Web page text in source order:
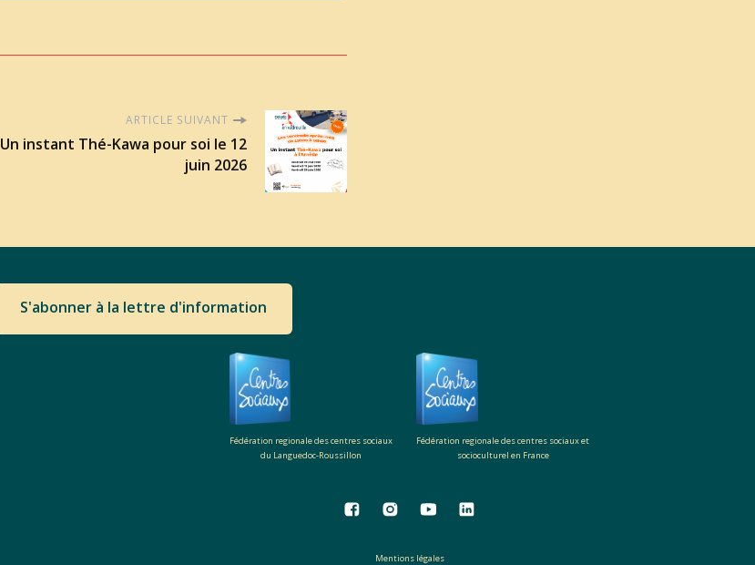
ARTICLE SUIVANT
Un instant Thé-Kawa pour soi le 12
juin 2026
S'abonner à la lettre d'information
Fédération regionale des centres sociaux
du Languedoc-Roussillon
Fédération regionale des centres sociaux et
socioculturel en France
Mentions légales